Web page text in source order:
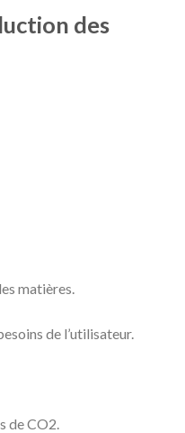
des
matières.
de l’utilisateur.
de CO2.